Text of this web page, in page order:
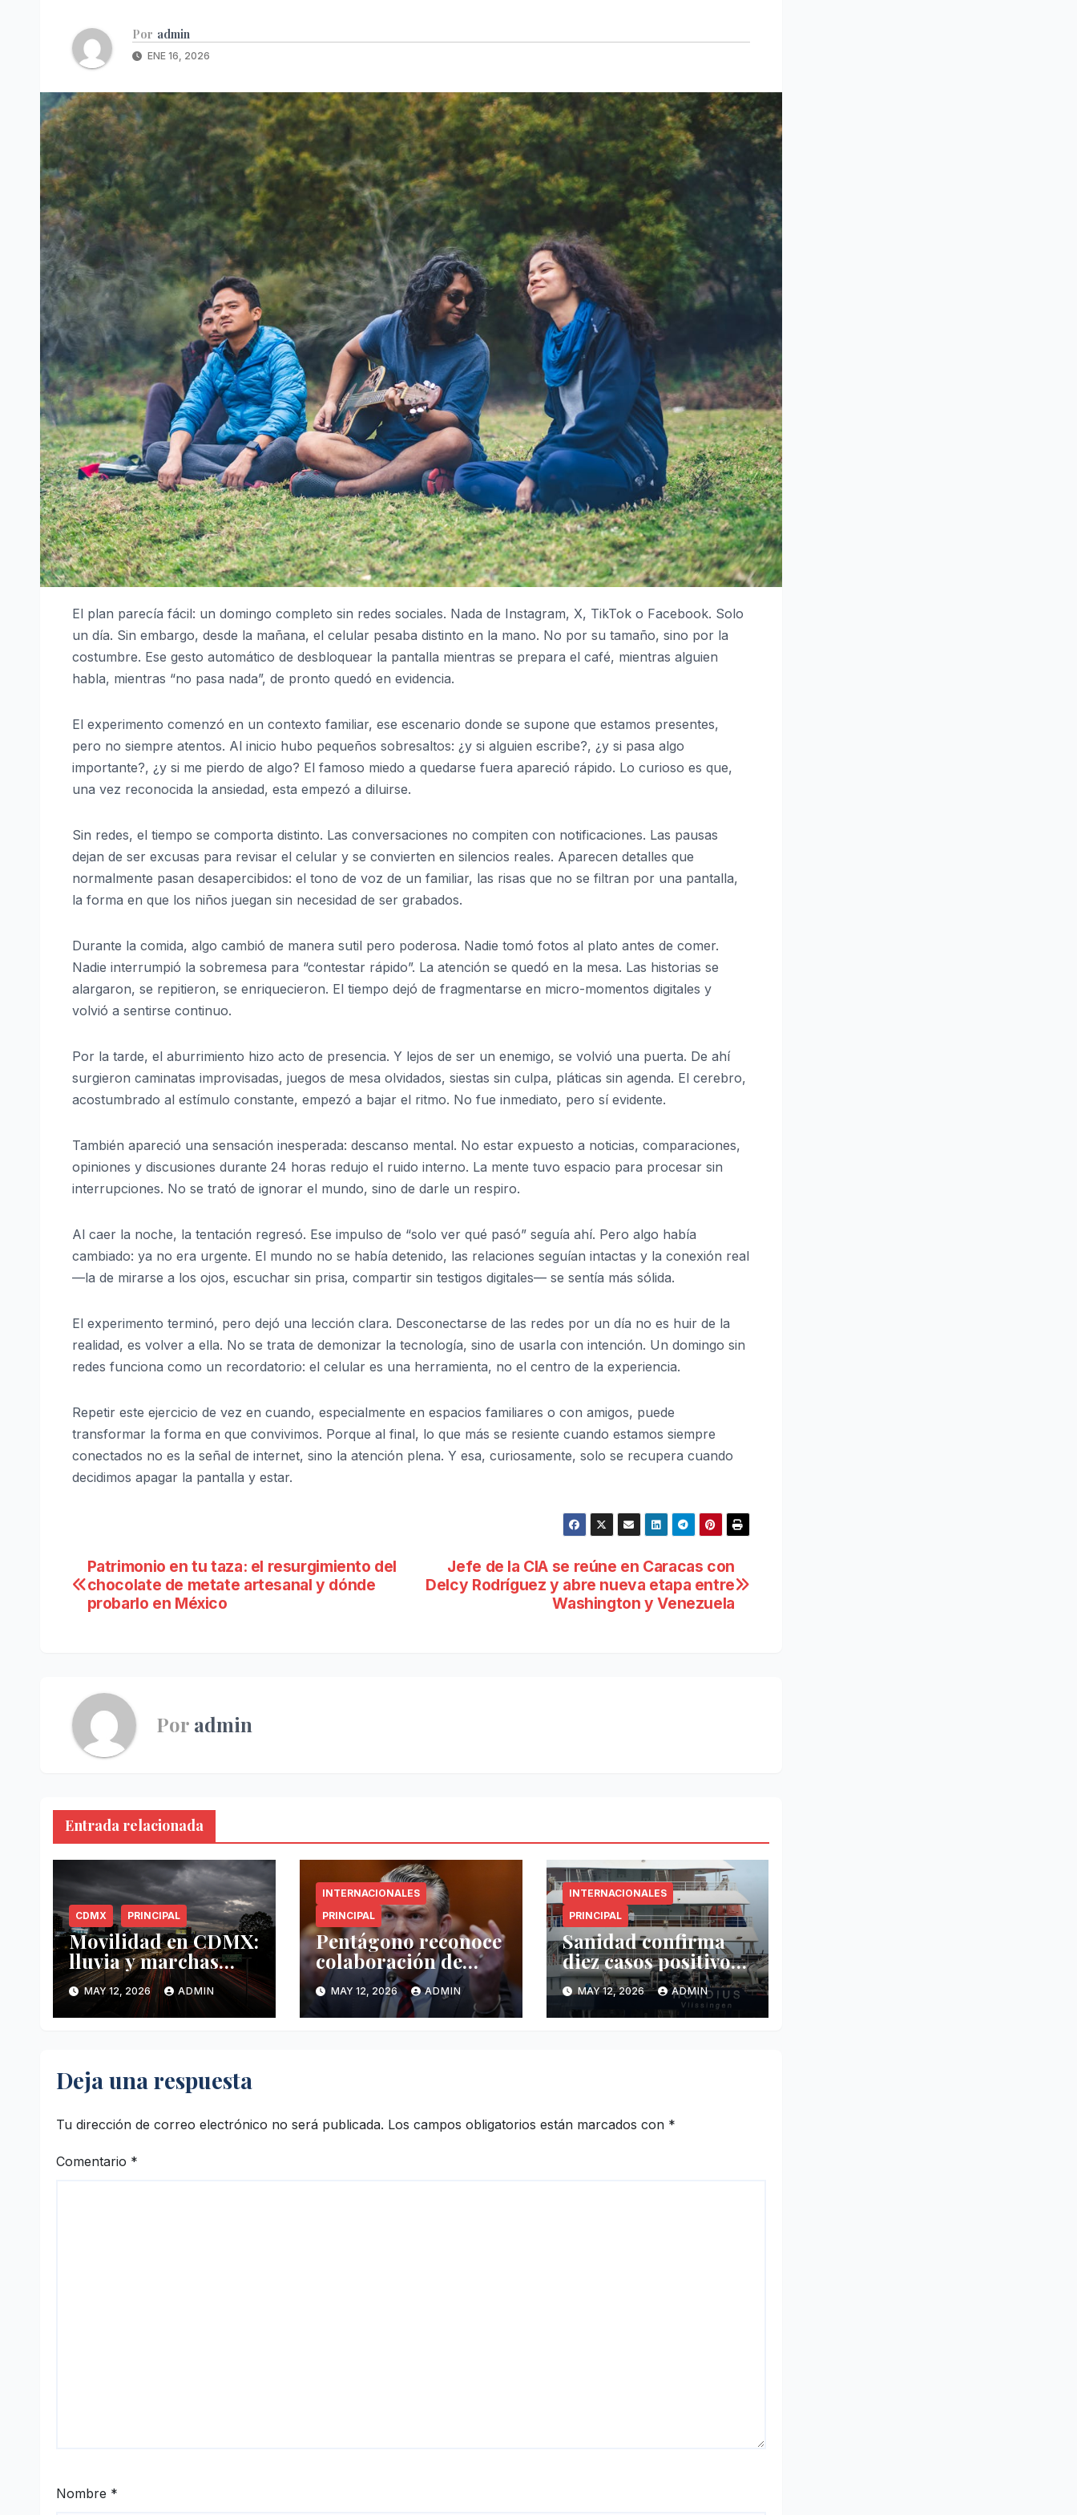
Por admin
ENE 16, 2026
El plan parecía fácil: un domingo completo sin redes sociales. Nada de Instagram, X, TikTok o Facebook. Solo
un día. Sin embargo, desde la mañana, el celular pesaba distinto en la mano. No por su tamaño, sino por la
costumbre. Ese gesto automático de desbloquear la pantalla mientras se prepara el café, mientras alguien
habla, mientras “no pasa nada”, de pronto quedó en evidencia.
El experimento comenzó en un contexto familiar, ese escenario donde se supone que estamos presentes,
pero no siempre atentos. Al inicio hubo pequeños sobresaltos: ¿y si alguien escribe?, ¿y si pasa algo
importante?, ¿y si me pierdo de algo? El famoso miedo a quedarse fuera apareció rápido. Lo curioso es que,
una vez reconocida la ansiedad, esta empezó a diluirse.
Sin redes, el tiempo se comporta distinto. Las conversaciones no compiten con notificaciones. Las pausas
dejan de ser excusas para revisar el celular y se convierten en silencios reales. Aparecen detalles que
normalmente pasan desapercibidos: el tono de voz de un familiar, las risas que no se filtran por una pantalla,
la forma en que los niños juegan sin necesidad de ser grabados.
Durante la comida, algo cambió de manera sutil pero poderosa. Nadie tomó fotos al plato antes de comer.
Nadie interrumpió la sobremesa para “contestar rápido”. La atención se quedó en la mesa. Las historias se
alargaron, se repitieron, se enriquecieron. El tiempo dejó de fragmentarse en micro-momentos digitales y
volvió a sentirse continuo.
Por la tarde, el aburrimiento hizo acto de presencia. Y lejos de ser un enemigo, se volvió una puerta. De ahí
surgieron caminatas improvisadas, juegos de mesa olvidados, siestas sin culpa, pláticas sin agenda. El cerebro,
acostumbrado al estímulo constante, empezó a bajar el ritmo. No fue inmediato, pero sí evidente.
También apareció una sensación inesperada: descanso mental. No estar expuesto a noticias, comparaciones,
opiniones y discusiones durante 24 horas redujo el ruido interno. La mente tuvo espacio para procesar sin
interrupciones. No se trató de ignorar el mundo, sino de darle un respiro.
Al caer la noche, la tentación regresó. Ese impulso de “solo ver qué pasó” seguía ahí. Pero algo había
cambiado: ya no era urgente. El mundo no se había detenido, las relaciones seguían intactas y la conexión real
—la de mirarse a los ojos, escuchar sin prisa, compartir sin testigos digitales— se sentía más sólida.
El experimento terminó, pero dejó una lección clara. Desconectarse de las redes por un día no es huir de la
realidad, es volver a ella. No se trata de demonizar la tecnología, sino de usarla con intención. Un domingo sin
redes funciona como un recordatorio: el celular es una herramienta, no el centro de la experiencia.
Repetir este ejercicio de vez en cuando, especialmente en espacios familiares o con amigos, puede
transformar la forma en que convivimos. Porque al final, lo que más se resiente cuando estamos siempre
conectados no es la señal de internet, sino la atención plena. Y esa, curiosamente, solo se recupera cuando
decidimos apagar la pantalla y estar.
Navegación
de
Jefe de la CIA se reúne en Caracas con
Delcy Rodríguez y abre nueva etapa entre
Washington y Venezuela
Patrimonio en tu taza: el resurgimiento del
chocolate de metate artesanal y dónde
probarlo en México
Por admin
Entrada relacionada
CDMX PRINCIPAL
Movilidad en CDMX:
lluvia y marchas
complican tráfico
este 12 de mayo
MAY 12, 2026 ADMIN
INTERNACIONALES
PRINCIPAL
Pentágono reconoce
colaboración de
México pero exige
mayor operatividad
antidrogas
MAY 12, 2026 ADMIN
INTERNACIONALES
PRINCIPAL
Sanidad confirma
diez casos positivos
de hantavirus
vinculados al
crucero MV
MAY 12, 2026 ADMIN
Deja una respuesta
Tu dirección de correo electrónico no será publicada. Los campos obligatorios están marcados con *
Comentario *
Nombre *